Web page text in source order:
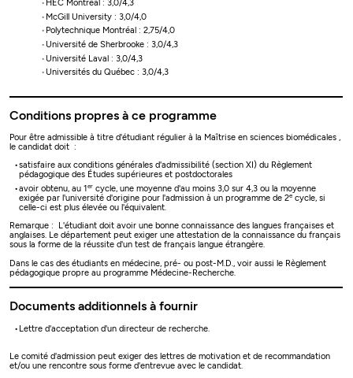
HEC Montréal : 3,0/4,3
McGill University : 3,0/4,0
Polytechnique Montréal : 2,75/4,0
Université de Sherbrooke : 3,0/4,3
Université Laval : 3,0/4,3
Universités du Québec : 3,0/4,3
Conditions propres à ce programme
Pour être admissible à titre d'étudiant régulier à la Maîtrise en sciences biomédicales ,
le candidat doit :
satisfaire aux conditions générales d'admissibilité (section XI) du Règlement
pédagogique des Études supérieures et postdoctorales
avoir obtenu, au 1 ercycle, une moyenne d'au moins 3,0 sur 4,3 ou la moyenne
exigée par l'université d'origine pour l'admission à un programme de 2ecycle, si
celle-ci est plus élevée ou l'équivalent.
Remarque : L'étudiant doit avoir une bonne connaissance des langues françaises et
anglaises. Le département peut exiger une attestation de la connaissance du français
sous la forme de la réussite d'un test de français langue étrangère.
Dans le cas des étudiants en médecine, pré- ou post-M.D., voir aussi le Règlement
pédagogique propre au programme Médecine-Recherche.
Documents additionnels à fournir
Lettre d'acceptation d'un directeur de recherche.
Le comité d'admission peut exiger des lettres de motivation et de recommandation
et/ou une rencontre sous forme d'entrevue avec le candidat.